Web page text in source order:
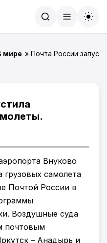
мире » Почта России
Внуково
грузовых самолета
Почтой России в
Воздушные суда
почтовым
– Анадырь и